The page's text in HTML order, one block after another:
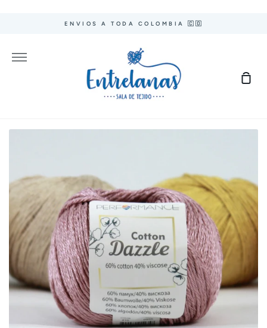
ENVIOS A TODA COLOMBIA 🇨🇴
Más